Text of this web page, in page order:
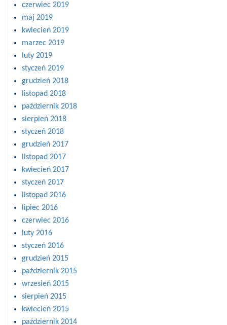
czerwiec 2019
maj 2019
kwiecień 2019
marzec 2019
luty 2019
styczeń 2019
grudzień 2018
listopad 2018
październik 2018
sierpień 2018
styczeń 2018
grudzień 2017
listopad 2017
kwiecień 2017
styczeń 2017
listopad 2016
lipiec 2016
czerwiec 2016
luty 2016
styczeń 2016
grudzień 2015
październik 2015
wrzesień 2015
sierpień 2015
kwiecień 2015
październik 2014